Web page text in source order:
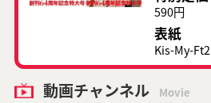
590円
表紙
Kis-My-Ft2
動画チャンネル Movie